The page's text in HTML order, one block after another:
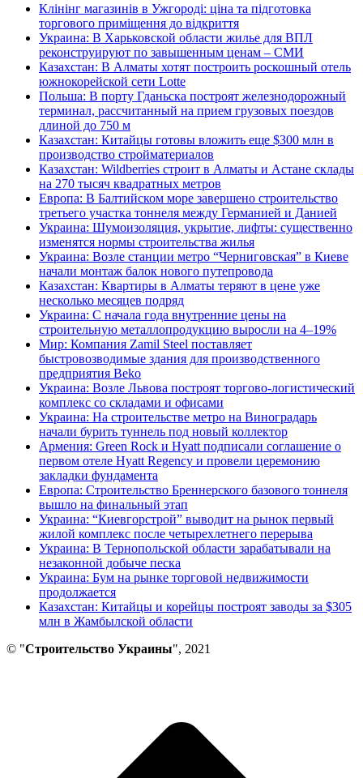
Клінінг магазинів в Ужгороді: ціна та підготовка
торгового приміщення до відкриття
Украина: В Харьковской области жилье для ВПЛ
реконструируют по завышенным ценам – СМИ
Казахстан: В Алматы хотят построить роскошный отель
южнокорейской сети Lotte
Польша: В порту Гданьска построят железнодорожный
терминал, рассчитанный на прием грузовых поездов
длиной до 750 м
Казахстан: Китайцы готовы вложить еще $300 млн в
производство стройматериалов
Казахстан: Wildberries строит в Алматы и Астане склады
на 270 тысяч квадратных метров
Европа: В Балтийском море завершено строительство
третьего участка тоннеля между Германией и Данией
Украина: Шумоизоляция, укрытие, лифты: существенно
изменятся нормы строительства жилья
Украина: Возле станции метро “Черниговская” в Киеве
начали монтаж балок нового путепровода
Казахстан: Квартиры в Алматы теряют в цене уже
несколько месяцев подряд
Украина: С начала года внутренние цены на
строительную металлопродукцию выросли на 4–19%
Мир: Компания Zamil Steel поставляет
быстровозводимые здания для производственного
предприятия Beko
Украина: Возле Львова построят торгово-логистический
комплекс со складами и офисами
Украина: На строительстве метро на Виноградарь
начали бурить туннель под новый коллектор
Армения: Green Rock и Hyatt подписали соглашение о
первом отеле Hyatt Regency и провели церемонию
закладки фундамента
Европа: Строительство Бреннерского базового тоннеля
вышло на финальный этап
Украина: “Киевгорстрой” выводит на рынок первый
жилой комплекс после четырехлетнего перерыва
Украина: В Тернопольской области зарабатывали на
незаконной добыче песка
Украина: Бум на рынке торговой недвижимости
продолжается
Казахстан: Китайцы и корейцы построят заводы за $305
млн в Жамбылской области
© "Строительство Украины", 2021